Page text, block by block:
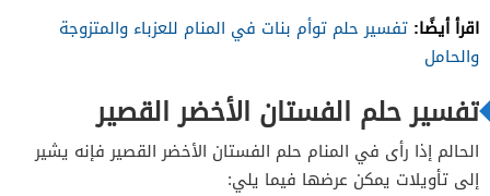
اقرأ أيضًا: تفسير حلم توأم بنات في المنام للعزباء والمتزوجة
والحامل
تفسير حلم الفستان الأخضر القصير
الحالم إذا رأى في المنام حلم الفستان الأخضر القصير فإنه يشير
إلى تأويلات يمكن عرضها فيما يلي: